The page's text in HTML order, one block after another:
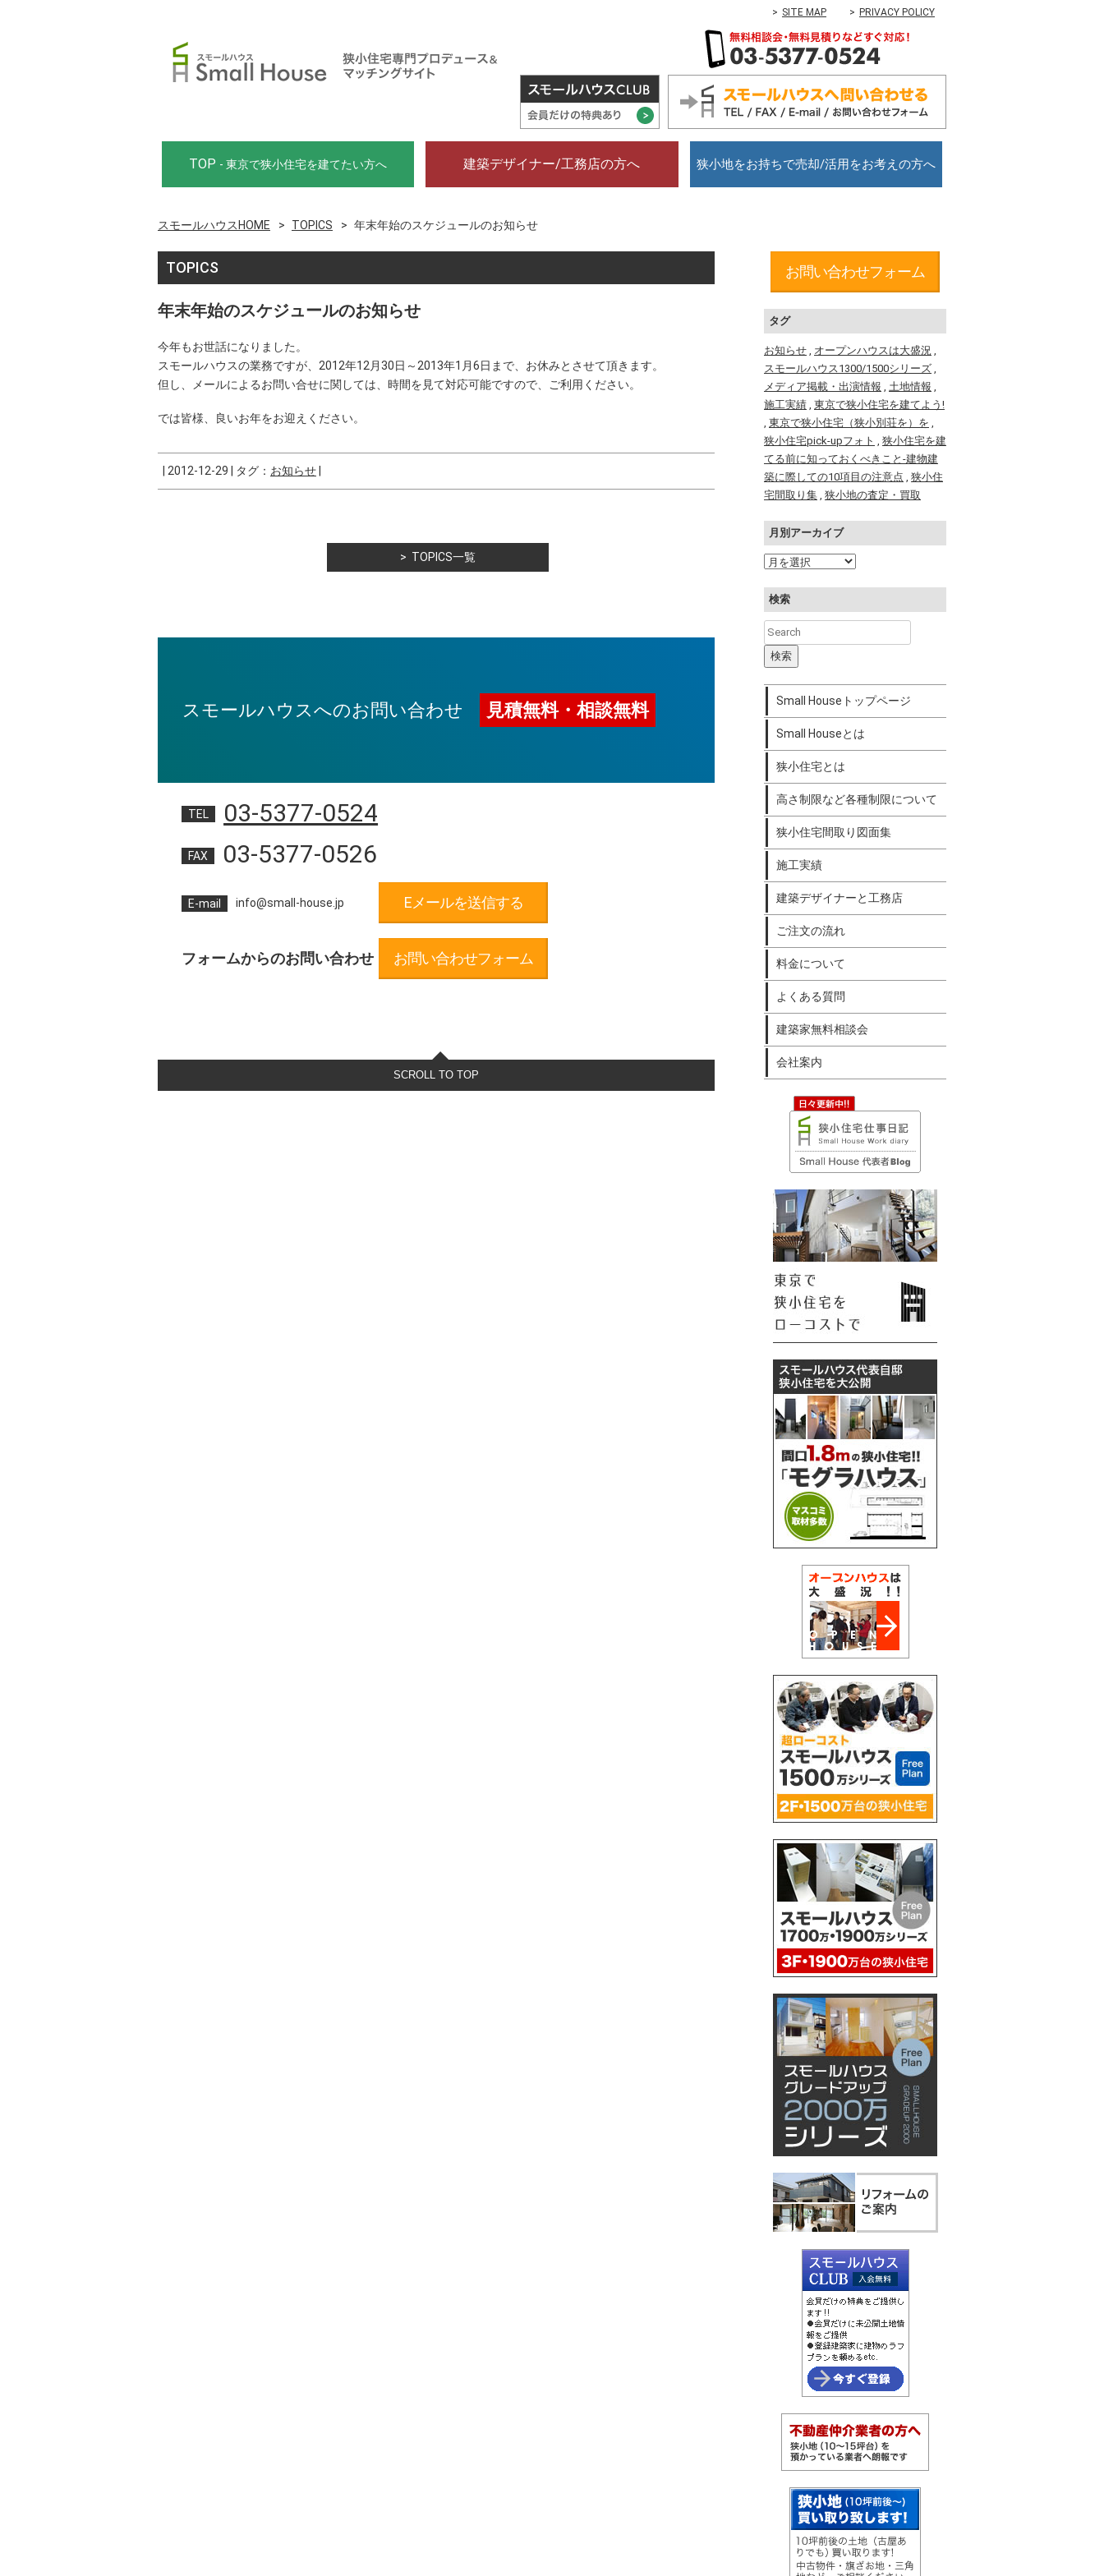
SITE MAP PRIVACY POLICY
TOP - 東京で狭小住宅を建てたい方へ 建築デザイナー/工務店の方へ 狭小地をお持ちで売却/活用をお考えの方へ
スモールハウスHOME TOPICS 年末年始のスケジュールのお知らせ
TOPICS
年末年始のスケジュールのお知らせ
今年もお世話になりました。
スモールハウスの業務ですが、2012年12月30日～2013年1月6日まで、お休みとさせて頂きます。
但し、メールによるお問い合せに関しては、時間を見て対応可能ですので、ご利用ください。
では皆様、良いお年をお迎えください。
| 2012-12-29 | タグ： お知らせ|
TOPICS一覧
スモールハウスへのお問い合わせ 見積無料・相談無料
TEL 03-5377-0524
FAX 03-5377-0526
E-mail info@small-house.jp Eメールを送信する
フォームからのお問い合わせ お問い合わせフォーム
SCROLL TO TOP
お問い合わせフォーム
タグ
お知らせ , オープンハウスは大盛況 ,
スモールハウス1300/1500シリーズ ,
メディア掲載・出演情報 , 土地情報 ,
施工実績 , 東京で狭小住宅を建てよう!
, 東京で狭小住宅（狭小別荘を）を ,
狭小住宅pick-upフォト , 狭小住宅を建
てる前に知っておくべきこと-建物建
築に際しての10項目の注意点 , 狭小住
宅間取り集 , 狭小地の査定・買取
月別アーカイブ
検索
Small Houseトップページ
Small Houseとは
狭小住宅とは
高さ制限など各種制限について
狭小住宅間取り図面集
施工実績
建築デザイナーと工務店
ご注文の流れ
料金について
よくある質問
建築家無料相談会
会社案内